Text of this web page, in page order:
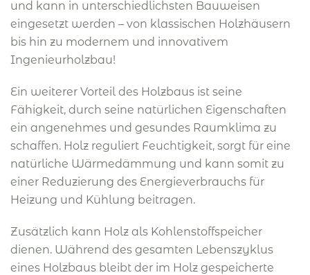
und kann in unterschiedlichsten Bauweisen
eingesetzt werden – von klassischen Holzhäusern
bis hin zu modernem und innovativem
Ingenieurholzbau!
Ein weiterer Vorteil des Holzbaus ist seine
Fähigkeit, durch seine natürlichen Eigenschaften
ein angenehmes und gesundes Raumklima zu
schaffen. Holz reguliert Feuchtigkeit, sorgt für eine
natürliche Wärmedämmung und kann somit zu
einer Reduzierung des Energieverbrauchs für
Heizung und Kühlung beitragen.
Zusätzlich kann Holz als Kohlenstoffspeicher
dienen. Während des gesamten Lebenszyklus
eines Holzbaus bleibt der im Holz gespeicherte